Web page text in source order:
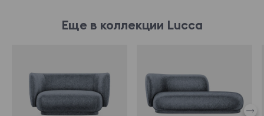
Еще в коллекции Lucca